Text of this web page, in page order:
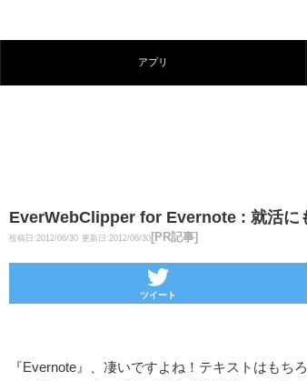
アプリ
EverWebClipper for Evernote : 就活に
投稿日:2012/06/30 更新日:2012/06/30 [PR記事]
ツイート
『Evernote』、凄いですよね！テキストはもち